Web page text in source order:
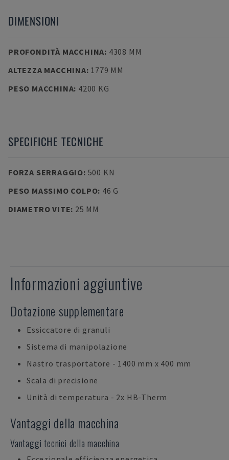
DIMENSIONI
PROFONDITÀ MACCHINA: 4308 MM
ALTEZZA MACCHINA: 1779 MM
PESO MACCHINA: 4200 KG
SPECIFICHE TECNICHE
FORZA SERRAGGIO: 500 KN
PESO MASSIMO COLPO: 46 G
DIAMETRO VITE: 25 MM
Informazioni aggiuntive
Dotazione supplementare
Essiccatore di granuli
Sistema di manipolazione
Nastro trasportatore - 1400 mm x 400 mm
Scala di precisione
Unità di temperatura - 2x HB-Therm
Vantaggi della macchina
Vantaggi tecnici della macchina